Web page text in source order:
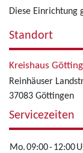
Diese Einrichtung
Standort
Kreishaus
Reinhäuser
37083 Göttingen
Servicezeiten
Mo.09:00-12:00